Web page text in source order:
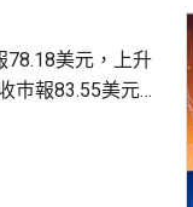
78.18美元，上升